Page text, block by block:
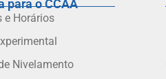
para o CCAA
e Horários
Nivelamento